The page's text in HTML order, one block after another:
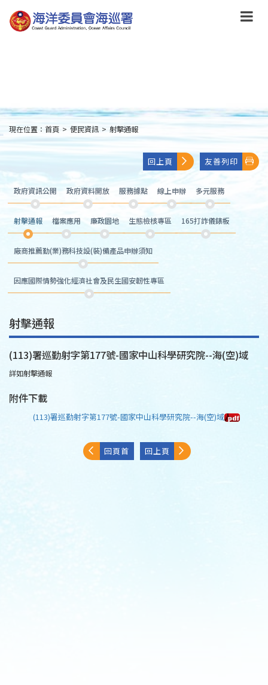
到
主
:::
現在位置： 首頁 > 便民資訊 > 射擊通報
回上頁 友善列印
政府資訊公開 政府資料開放 服務據點 線上申辦 多元服務
射擊通報 檔案應用 廉政園地 生態檢核專區 165打詐儀錶板
廠商推薦勤(業)務科技設(裝)備產品申辦須知
因應國際情勢強化經濟社會及民生國安韌性專區
射擊通報
(113)署巡勤射字第177號-國家中山科學研究院--海(空)域
詳如射擊通報
附件下載
(113)署巡勤射字第177號-國家中山科學研究院--海(空)域
回頁首 回上頁